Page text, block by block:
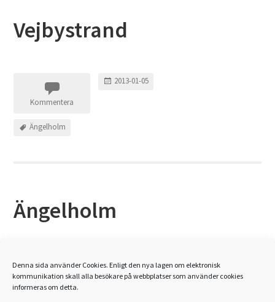
Denna sida använder Cookies. Enligt den nya lagen om elektronisk
kommunikation skall alla besökare på webbplatser som använder cookies
informeras om detta.
Vejbystrand
Kommentera
2013-01-05
Ängelholm
Ängelholm
Kommentera
2013-01-05